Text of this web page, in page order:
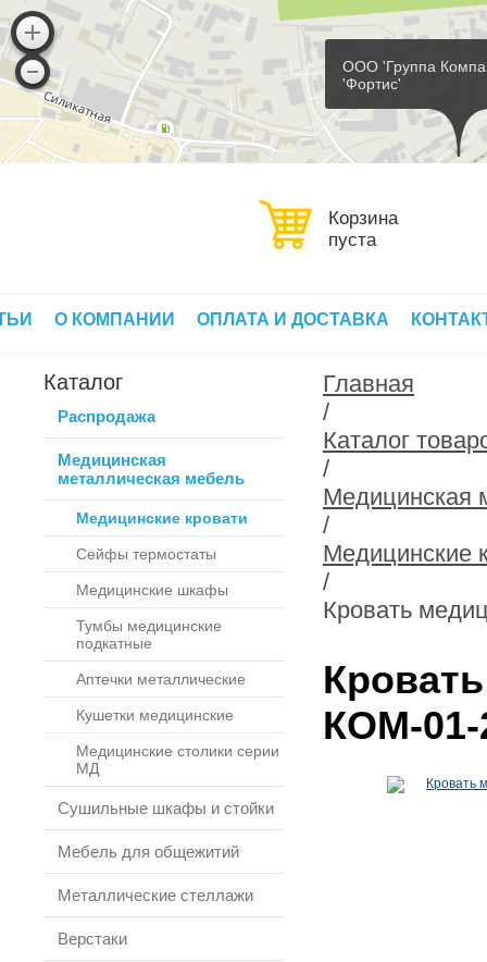
ООО 'Группа
'Фортис'
Корзина
пуста
О КОМПАНИИ ОПЛАТА И ДОСТАВКА
Каталог
Распродажа
Медицинская
металлическая мебель
Медицинские кровати
Сейфы термостаты
Медицинские шкафы
Тумбы медицинские
подкатные
Аптечки металлические
Кушетки медицинские
Медицинские столики серии
МД
Сушильные шкафы и стойки
Мебель для общежитий
Металлические стеллажи
Верстаки
Главная
/
Каталог
/
Медицинская
/
Медицинские
/
Кровать
КОМ-01-